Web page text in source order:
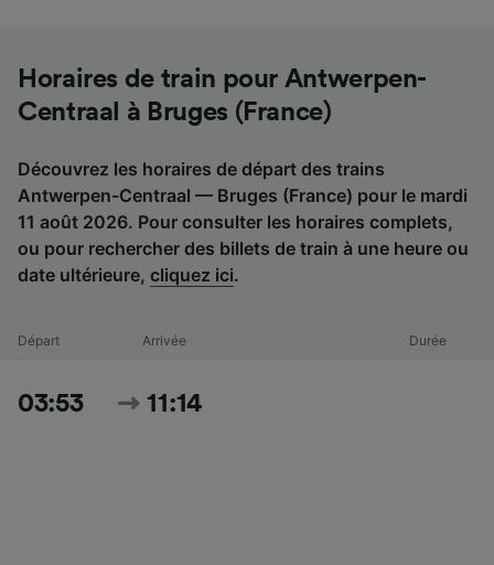
Horaires de train pour Antwerpen-
Centraal à Bruges (France)
Découvrez les horaires de départ des trains
Antwerpen-Centraal — Bruges (France) pour le mardi
11 août 2026. Pour consulter les horaires complets,
ou pour rechercher des billets de train à une heure ou
date ultérieure, cliquez ici.
Départ Arrivée Durée
03:53 11:14